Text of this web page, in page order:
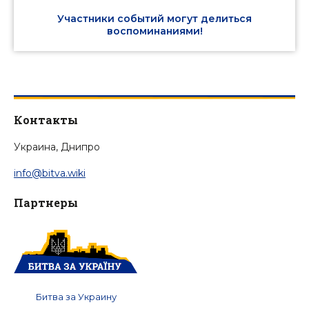
Участники событий могут делиться
воспоминаниями!
Контакты
Украина, Днипро
info@bitva.wiki
Партнеры
Битва за Украину